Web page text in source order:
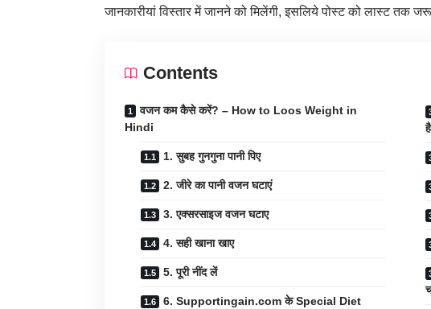
जानकारीयां विस्तार में जानने को मिलेंगी, इसलिये पोस्ट को लास्ट तक
Contents
वजन कम कैसे करें? – How to Loos Weight in
Hindi
1. सुबह गुनगुना पानी पिए
2. जीरे का पानी वजन घटाएं
3. एक्सरसाइज वजन घटाए
4. सही खाना खाए
5. पूरी नींद लें
6. Supportingain.com के Special Diet